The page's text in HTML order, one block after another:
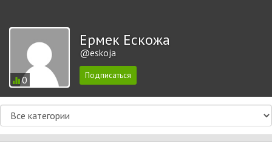
0
Ермек Ескожа
@eskoja